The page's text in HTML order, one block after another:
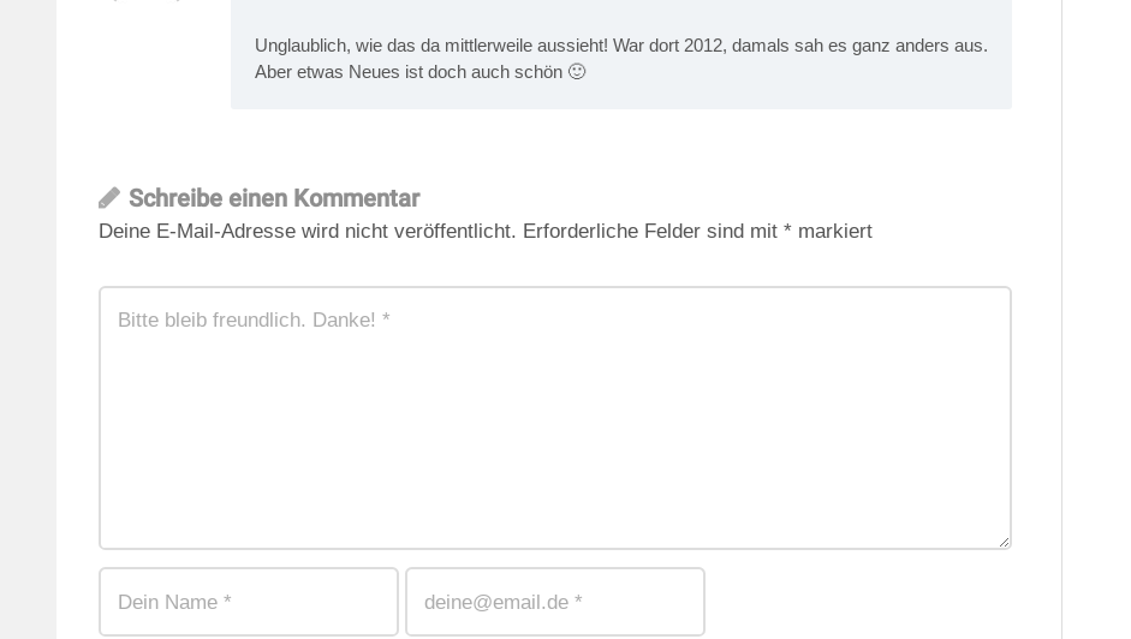
Unglaublich, wie das da mittlerweile aussieht! War dort 2012, damals sah es ganz anders aus.
Aber etwas Neues ist doch auch schön 🙂
Schreibe einen Kommentar
Deine E-Mail-Adresse wird nicht veröffentlicht. Erforderliche Felder sind mit * markiert